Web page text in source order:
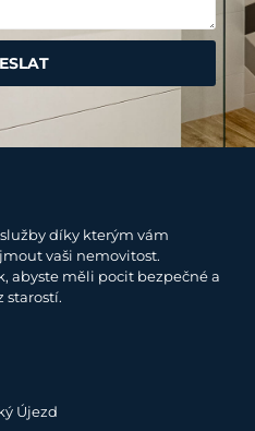
díky kterým vám
vaši nemovitost.
abyste měli pocit bezpečné a
starostí.
Újezd